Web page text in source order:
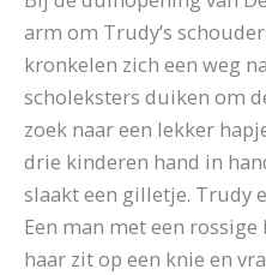
arm om Trudy’s
kronkelen zich een weg
scholeksters duiken om
zoek naar een lekker
drie kinderen hand in
slaakt een gilletje. Trudy
Een man met een
haar zit op een knie en